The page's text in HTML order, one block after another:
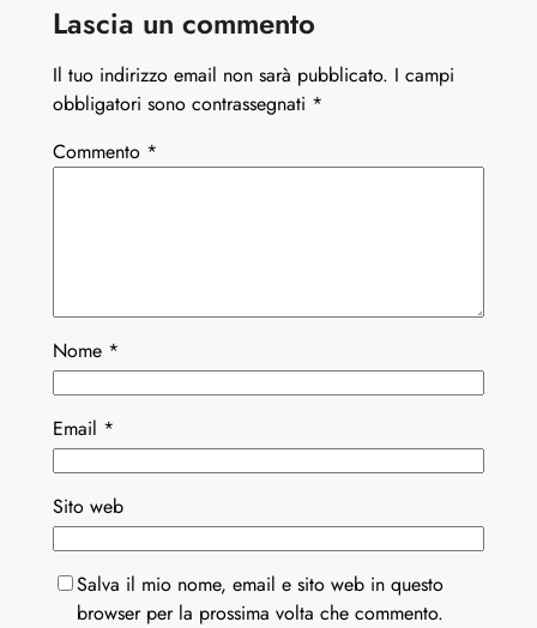
Lascia un commento
Il tuo indirizzo email non sarà pubblicato. I campi
obbligatori sono contrassegnati *
Commento *
Nome *
Email *
Sito web
Salva il mio nome, email e sito web in questo
browser per la prossima volta che commento.